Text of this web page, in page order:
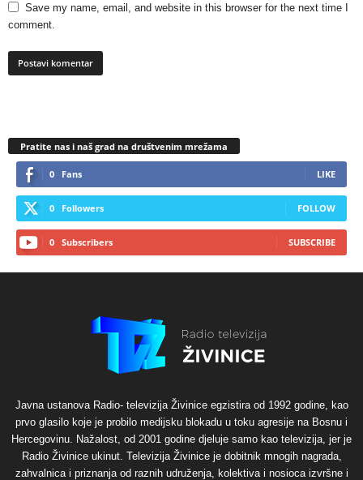
Save my name, email, and website in this browser for the next time I
comment.
Pratite nas i naš grad na društvenim mrežama
0 Fans LIKE
0 Followers FOLLOW
0 Subscribers SUBSCRIBE
Javna ustanova Radio- televizija Živinice egzistira od 1992 godine, kao
prvo glasilo koje je probilo medijsku blokadu u toku agresije na Bosnu i
Hercegovinu. Nažalost, od 2001 godine djeluje samo kao televizija, jer je
Radio Živinice ukinut. Televizija Živinice je dobitnik mnogih nagrada,
zahvalnica i priznanja od raznih udruženja, kolektiva i nosioca izvršne i